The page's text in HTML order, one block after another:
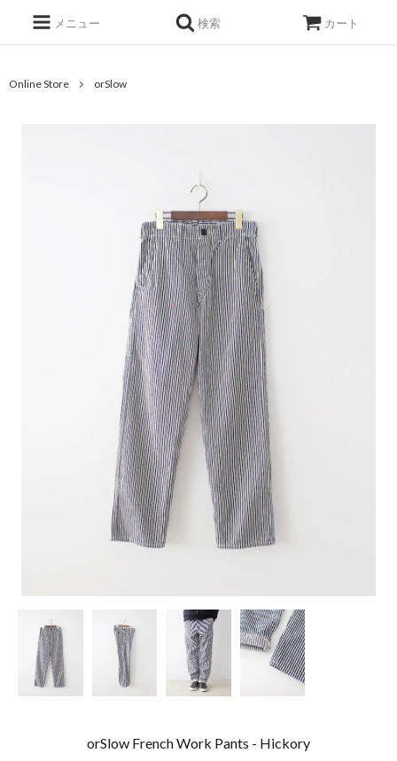
メニュー 検索 カート
Online Store orSlow
orSlow French Work Pants - Hickory